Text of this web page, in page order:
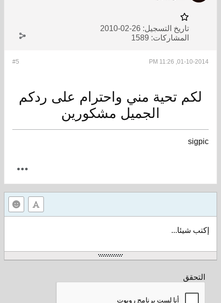
تاريخ التسجيل: 26-02-2010
المشاركات: 1589
#5 01-10-2014, 11:26 PM
لكم تحية مني واحترام على ردكم
الجميل مشكورين
sigpic
إكتب شيئا...
التحقق